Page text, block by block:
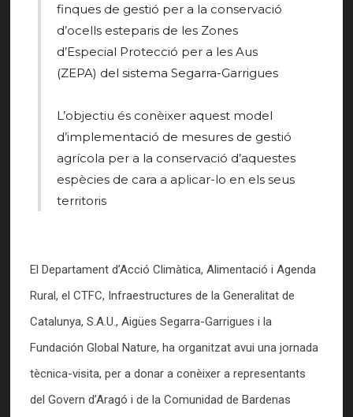
finques de gestió per a la conservació
d’ocells esteparis de les Zones
d’Especial Protecció per a les Aus
(ZEPA) del sistema Segarra-Garrigues
L’objectiu és conèixer aquest model
d’implementació de mesures de gestió
agrícola per a la conservació d’aquestes
espècies de cara a aplicar-lo en els seus
territoris
El Departament d’Acció Climàtica, Alimentació i Agenda
Rural, el CTFC, Infraestructures de la Generalitat de
Catalunya, S.A.U., Aigües Segarra-Garrigues i la
Fundación Global Nature, ha organitzat avui una jornada
tècnica-visita, per a donar a conèixer a representants
del Govern d’Aragó i de la Comunidad de Bardenas